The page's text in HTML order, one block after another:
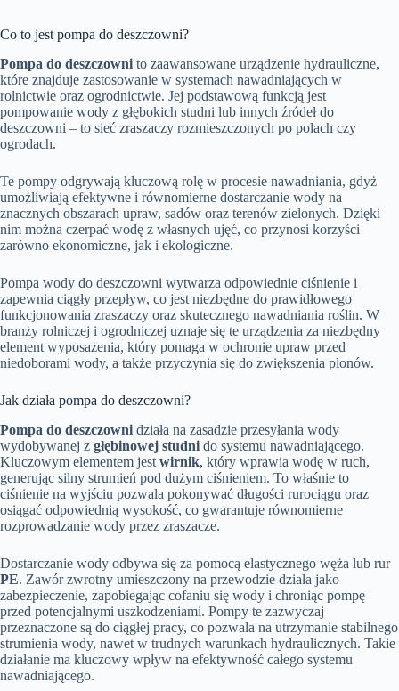
Co to jest pompa do deszczowni?
Pompa do deszczowni to zaawansowane urządzenie hydrauliczne,
które znajduje zastosowanie w systemach nawadniających w
rolnictwie oraz ogrodnictwie. Jej podstawową funkcją jest
pompowanie wody z głębokich studni lub innych źródeł do
deszczowni – to sieć zraszaczy rozmieszczonych po polach czy
ogrodach.
Te pompy odgrywają kluczową rolę w procesie nawadniania, gdyż
umożliwiają efektywne i równomierne dostarczanie wody na
znacznych obszarach upraw, sadów oraz terenów zielonych. Dzięki
nim można czerpać wodę z własnych ujęć, co przynosi korzyści
zarówno ekonomiczne, jak i ekologiczne.
Pompa wody do deszczowni wytwarza odpowiednie ciśnienie i
zapewnia ciągły przepływ, co jest niezbędne do prawidłowego
funkcjonowania zraszaczy oraz skutecznego nawadniania roślin. W
branży rolniczej i ogrodniczej uznaje się te urządzenia za niezbędny
element wyposażenia, który pomaga w ochronie upraw przed
niedoborami wody, a także przyczynia się do zwiększenia plonów.
Jak działa pompa do deszczowni?
Pompa do deszczowni działa na zasadzie przesyłania wody
wydobywanej z głębinowej studni do systemu nawadniającego.
Kluczowym elementem jest wirnik, który wprawia wodę w ruch,
generując silny strumień pod dużym ciśnieniem. To właśnie to
ciśnienie na wyjściu pozwala pokonywać długości rurociągu oraz
osiągać odpowiednią wysokość, co gwarantuje równomierne
rozprowadzanie wody przez zraszacze.
Dostarczanie wody odbywa się za pomocą elastycznego węża lub rur
PE. Zawór zwrotny umieszczony na przewodzie działa jako
zabezpieczenie, zapobiegając cofaniu się wody i chroniąc pompę
przed potencjalnymi uszkodzeniami. Pompy te zazwyczaj
przeznaczone są do ciągłej pracy, co pozwala na utrzymanie stabilnego
strumienia wody, nawet w trudnych warunkach hydraulicznych. Takie
działanie ma kluczowy wpływ na efektywność całego systemu
nawadniającego.